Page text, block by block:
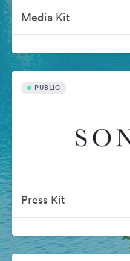
Media Kit
PUBLIC
Press Kit